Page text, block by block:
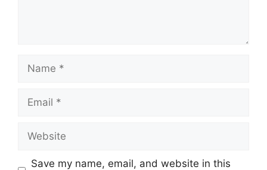
Save my name, email, and website in this